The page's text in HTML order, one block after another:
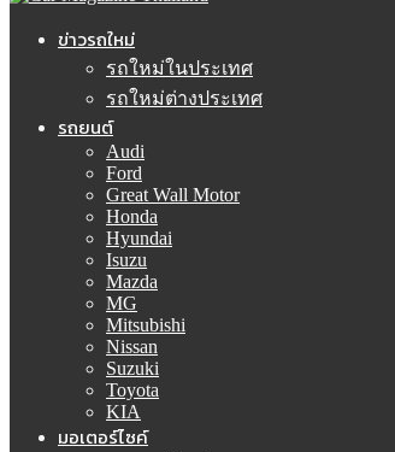
ข่าวรถใหม่
รถใหม่ในประเทศ
รถใหม่ต่างประเทศ
รถยนต์
Audi
Ford
Great Wall Motor
Honda
Hyundai
Isuzu
Mazda
MG
Mitsubishi
Nissan
Suzuki
Toyota
KIA
มอเตอร์ไซค์